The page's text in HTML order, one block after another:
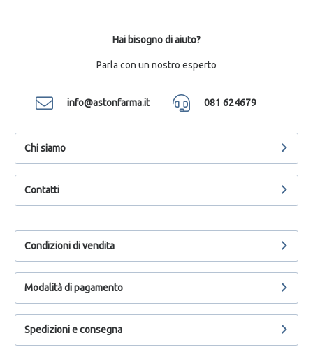
Hai bisogno di aiuto?
Parla con un nostro esperto
info@astonfarma.it 081 624679
Chi siamo
Contatti
Condizioni di vendita
Modalità di pagamento
Spedizioni e consegna